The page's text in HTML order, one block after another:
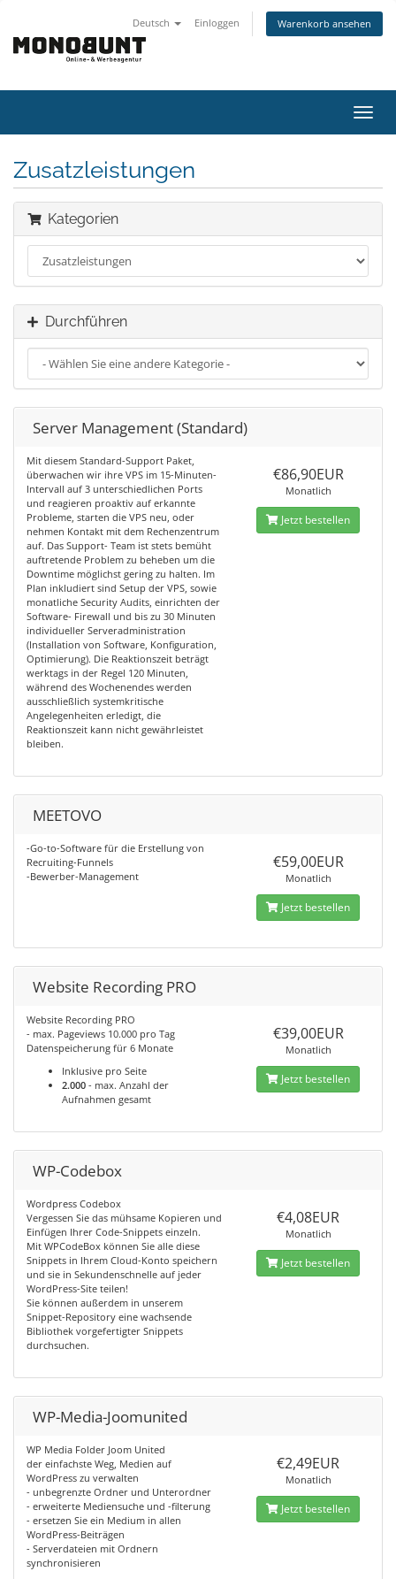
Deutsch Einloggen Warenkorb ansehen
ein-/
Zusatzleistungen
Kategorien
Durchführen
Server Management (Standard)
Mit diesem Standard-Support Paket,
überwachen wir ihre VPS im 15-Minuten-
Intervall auf 3 unterschiedlichen Ports
und reagieren proaktiv auf erkannte
Probleme, starten die VPS neu, oder
nehmen Kontakt mit dem Rechenzentrum
auf. Das Support- Team ist stets bemüht
auftretende Problem zu beheben um die
Downtime möglichst gering zu halten. Im
Plan inkludiert sind Setup der VPS, sowie
monatliche Security Audits, einrichten der
Software- Firewall und bis zu 30 Minuten
individueller Serveradministration
(Installation von Software, Konfiguration,
Optimierung). Die Reaktionszeit beträgt
werktags in der Regel 120 Minuten,
während des Wochenendes werden
ausschließlich systemkritische
Angelegenheiten erledigt, die
Reaktionszeit kann nicht gewährleistet
bleiben.
€86,90EUR
Monatlich
Jetzt bestellen
MEETOVO
-Go-to-Software für die Erstellung von
Recruiting-Funnels
-Bewerber-Management
€59,00EUR
Monatlich
Jetzt bestellen
Website Recording PRO
Website Recording PRO
- max. Pageviews 10.000 pro Tag
Datenspeicherung für 6 Monate
Inklusive pro Seite
2.000 - max. Anzahl der
Aufnahmen gesamt
€39,00EUR
Monatlich
Jetzt bestellen
WP-Codebox
Wordpress Codebox
Vergessen Sie das mühsame Kopieren und
Einfügen Ihrer Code-Snippets einzeln.
Mit WPCodeBox können Sie alle diese
Snippets in Ihrem Cloud-Konto speichern
und sie in Sekundenschnelle auf jeder
WordPress-Site teilen!
Sie können außerdem in unserem
Snippet-Repository eine wachsende
Bibliothek vorgefertigter Snippets
durchsuchen.
€4,08EUR
Monatlich
Jetzt bestellen
WP-Media-Joomunited
WP Media Folder Joom United
der einfachste Weg, Medien auf
WordPress zu verwalten
- unbegrenzte Ordner und Unterordner
- erweiterte Mediensuche und -filterung
- ersetzen Sie ein Medium in allen
WordPress-Beiträgen
- Serverdateien mit Ordnern
synchronisieren
€2,49EUR
Monatlich
Jetzt bestellen